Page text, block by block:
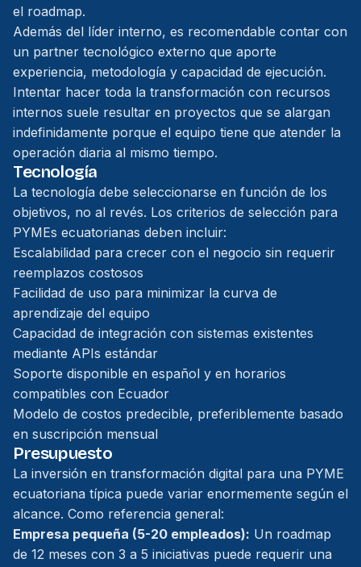
el roadmap.
Además del líder interno, es recomendable contar con
un partner tecnológico externo que aporte
experiencia, metodología y capacidad de ejecución.
Intentar hacer toda la transformación con recursos
internos suele resultar en proyectos que se alargan
indefinidamente porque el equipo tiene que atender la
operación diaria al mismo tiempo.
Tecnología
La tecnología debe seleccionarse en función de los
objetivos, no al revés. Los criterios de selección para
PYMEs ecuatorianas deben incluir:
Escalabilidad para crecer con el negocio sin requerir
reemplazos costosos
Facilidad de uso para minimizar la curva de
aprendizaje del equipo
Capacidad de integración con sistemas existentes
mediante APIs estándar
Soporte disponible en español y en horarios
compatibles con Ecuador
Modelo de costos predecible, preferiblemente basado
en suscripción mensual
Presupuesto
La inversión en transformación digital para una PYME
ecuatoriana típica puede variar enormemente según el
alcance. Como referencia general:
Empresa pequeña (5-20 empleados): Un roadmap
de 12 meses con 3 a 5 iniciativas puede requerir una